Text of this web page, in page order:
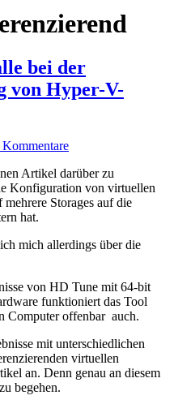
bei der
von Hyper-V-
Artikel darüber zu
Konfiguration von virtuellen
Storages auf die
hat.
mich allerdings über die
von HD Tune mit 64-bit
funktioniert das Tool
Computer offenbar auch.
mit unterschiedlichen
virtuellen
an. Denn genau an diesem
begehen.